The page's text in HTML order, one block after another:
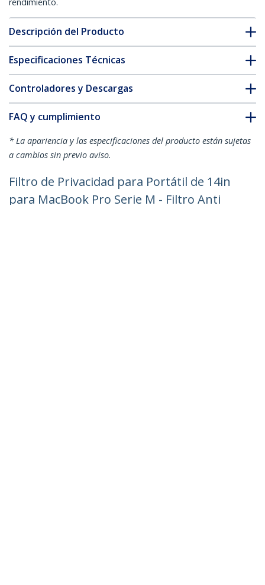
Descripción del Producto
Especificaciones Técnicas
Controladores y Descargas
FAQ y cumplimiento
* La apariencia y las especificaciones del producto están sujetas
a cambios sin previo aviso.
Filtro de Privacidad para Portátil de 14in
para MacBook Pro Serie M - Filtro Anti